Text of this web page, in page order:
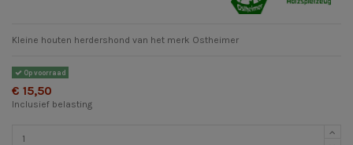
Kleine houten herdershond van het merk Ostheimer
Op voorraad
€ 15,50
Inclusief belasting